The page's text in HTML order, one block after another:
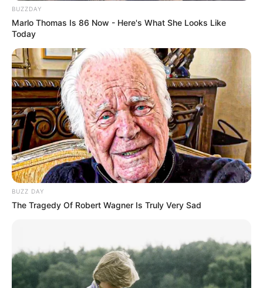
BUZZDAY
Marlo Thomas Is 86 Now - Here's What She Looks Like
Today
BUZZ DAY
The Tragedy Of Robert Wagner Is Truly Very Sad